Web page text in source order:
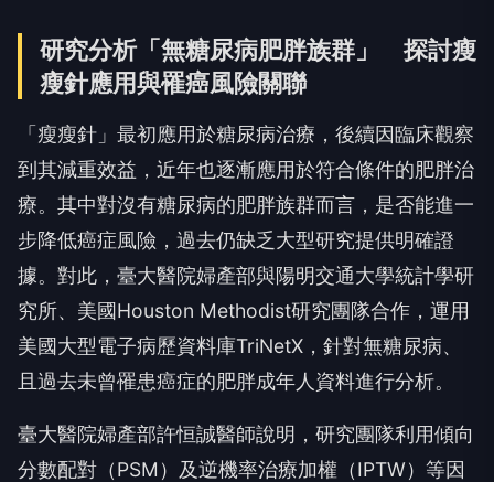
研究分析「無糖尿病肥胖族群」 探討瘦
瘦針應用與罹癌風險關聯
「瘦瘦針」最初應用於糖尿病治療，後續因臨床觀察
到其減重效益，近年也逐漸應用於符合條件的肥胖治
療。其中對沒有糖尿病的肥胖族群而言，是否能進一
步降低癌症風險，過去仍缺乏大型研究提供明確證
據。對此，臺大醫院婦產部與陽明交通大學統計學研
究所、美國Houston Methodist研究團隊合作，運用
美國大型電子病歷資料庫TriNetX，針對無糖尿病、
且過去未曾罹患癌症的肥胖成年人資料進行分析。
臺大醫院婦產部許恒誠醫師說明，研究團隊利用傾向
分數配對（PSM）及逆機率治療加權（IPTW）等因